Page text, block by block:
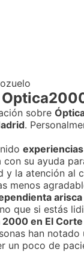
sobre
.
su ayuda
y la atención al
menos
arisca
que si estás
2000 en El
han
un poco de